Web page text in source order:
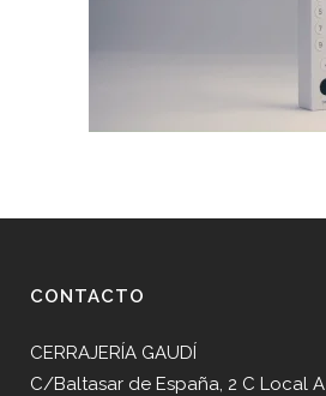
CONTACTO
CERRAJERÍA GAUDÍ
C/Baltasar de España, 2 C Local A